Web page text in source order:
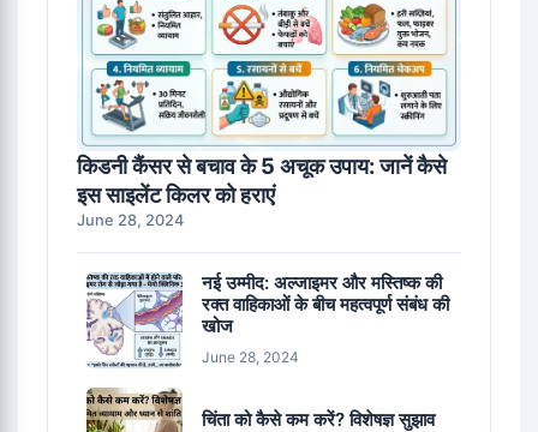
किडनी कैंसर से बचाव के 5 अचूक उपाय: जानें कैसे
इस साइलेंट किलर को हराएं
June 28, 2024
नई उम्मीद: अल्जाइमर और मस्तिष्क की
रक्त वाहिकाओं के बीच महत्वपूर्ण संबंध की
खोज
June 28, 2024
चिंता को कैसे कम करें? विशेषज्ञ सुझाव